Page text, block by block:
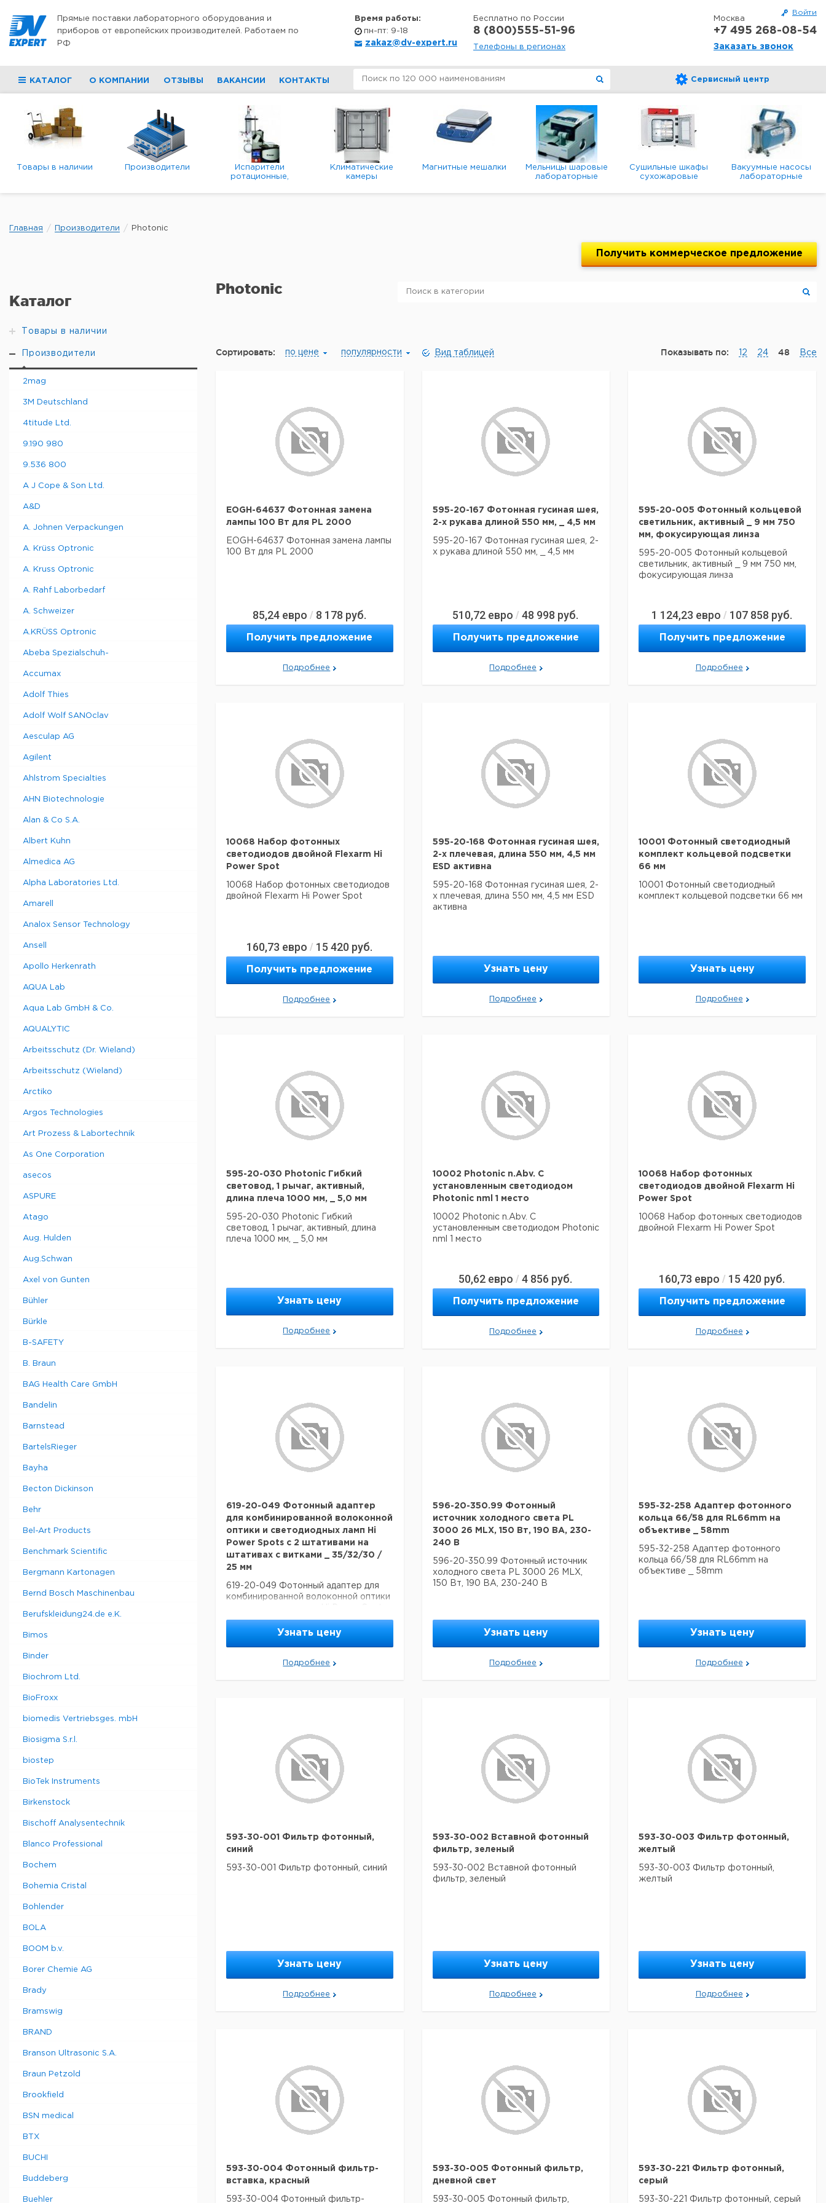
Войти
Прямые поставки лабораторного оборудования и
приборов от европейских производителей. Работаем по
РФ
Время работы:
пн-пт: 9-18
zakaz@dv-expert.ru
Бесплатно по России
8 (800)555-51-96
Телефоны в регионах
Москва
+7 495 268-08-54
Заказать звонок
КАТАЛОГ О КОМПАНИИ ОТЗЫВЫ ВАКАНСИИ КОНТАКТЫ Сервисный центр
Товары в наличии Производители
Испарители
ротационные,
вакуумные
Климатические
камеры
Магнитные мешалки
Мельницы шаровые
лабораторные
Сушильные шкафы
сухожаровые
Вакуумные насосы
лабораторные
мембранные
Главная Производители Photonic
Получить коммерческое предложение
Каталог
Товары в наличии
Производители
2mag
3M Deutschland
4titude Ltd.
9.190 980
9.536 800
A J Cope & Son Ltd.
A&D
A. Johnen Verpackungen
A. Krüss Optronic
A. Kruss Optronic
A. Rahf Laborbedarf
A. Schweizer
A.KRÜSS Optronic
Abeba Spezialschuh-
Accumax
Adolf Thies
Adolf Wolf SANOclav
Aesculap AG
Agilent
Ahlstrom Specialties
AHN Biotechnologie
Alan & Co S.A.
Albert Kuhn
Almedica AG
Alpha Laboratories Ltd.
Amarell
Analox Sensor Technology
Ansell
Apollo Herkenrath
AQUA Lab
Aqua Lab GmbH & Co.
AQUALYTIC
Arbeitsschutz (Dr. Wieland)
Arbeitsschutz (Wieland)
Arctiko
Argos Technologies
Art Prozess & Labortechnik
As One Corporation
asecos
ASPURE
Atago
Aug. Hulden
Aug.Schwan
Axel von Gunten
Bühler
Bürkle
B-SAFETY
B. Braun
BAG Health Care GmbH
Bandelin
Barnstead
BartelsRieger
Bayha
Becton Dickinson
Behr
Bel-Art Products
Benchmark Scientific
Bergmann Kartonagen
Bernd Bosch Maschinenbau
Berufskleidung24.de e.K.
Bimos
Binder
Biochrom Ltd.
BioFroxx
biomedis Vertriebsges. mbH
Biosigma S.r.l.
biostep
BioTek Instruments
Birkenstock
Bischoff Analysentechnik
Blanco Professional
Bochem
Bohemia Cristal
Bohlender
BOLA
BOOM b.v.
Borer Chemie AG
Brady
Bramswig
BRAND
Branson Ultrasonic S.A.
Braun Petzold
Brookfield
BSN medical
BTX
BUCHI
Buddeberg
Buehler
Photonic
Сортировать: по цене популярности Вид таблицей Показывать по: 12 24 48 Все
EOGH-64637 Фотонная замена
лампы 100 Вт для PL 2000
EOGH-64637 Фотонная замена лампы
100 Вт для PL 2000
85,24евро / 8 178 руб.
Получить предложение
Подробнее
595-20-167 Фотонная гусиная шея,
2-х рукава длиной 550 мм, _ 4,5 мм
595-20-167 Фотонная гусиная шея, 2-
х рукава длиной 550 мм, _ 4,5 мм
510,72 евро / 48 998 руб.
Получить предложение
Подробнее
595-20-005 Фотонный кольцевой
светильник, активный _ 9 мм 750
мм, фокусирующая линза
595-20-005 Фотонный кольцевой
светильник, активный _ 9 мм 750 мм,
фокусирующая линза
1 124,23 евро / 107 858 руб.
Получить предложение
Подробнее
10068 Набор фотонных
светодиодов двойной Flexarm Hi
Power Spot
10068 Набор фотонных светодиодов
двойной Flexarm Hi Power Spot
160,73 евро / 15 420 руб.
Получить предложение
Подробнее
595-20-168 Фотонная гусиная шея,
2-х плечевая, длина 550 мм, 4,5 мм
ESD активна
595-20-168 Фотонная гусиная шея, 2-
х плечевая, длина 550 мм, 4,5 мм ESD
активна
Узнать цену
Подробнее
10001 Фотонный светодиодный
комплект кольцевой подсветки
66 мм
10001 Фотонный светодиодный
комплект кольцевой подсветки 66 мм
Узнать цену
Подробнее
595-20-030 Photonic Гибкий
световод, 1 рычаг, активный,
длина плеча 1000 мм, _ 5,0 мм
595-20-030 Photonic Гибкий
световод, 1 рычаг, активный, длина
плеча 1000 мм, _ 5,0 мм
Узнать цену
Подробнее
10002 Photonic n.Abv. С
установленным светодиодом
Photonic nml 1 место
10002 Photonic n.Abv. С
установленным светодиодом Photonic
nml 1 место
50,62 евро / 4 856 руб.
Получить предложение
Подробнее
10068 Набор фотонных
светодиодов двойной Flexarm Hi
Power Spot
10068 Набор фотонных светодиодов
двойной Flexarm Hi Power Spot
160,73 евро / 15 420 руб.
Получить предложение
Подробнее
619-20-049 Фотонный адаптер
для комбинированной волоконной
оптики и светодиодных ламп Hi
Power Spots с 2 штативами на
штативах с витками _ 35/32/30 /
25 мм
619-20-049 Фотонный адаптер для
комбинированной волоконной оптики
с 2 штативами на штативах с витками
_ 35/32/30 / 25 ммУзнать цену
Подробнее
596-20-350.99 Фотонный
источник холодного света PL
3000 26 MLX, 150 Вт, 190 ВА, 230-
240 В
596-20-350.99 Фотонный источник
холодного света PL 3000 26 MLX,
150 Вт, 190 ВА, 230-240 В
Узнать цену
Подробнее
595-32-258 Адаптер фотонного
кольца 66/58 для RL66mm на
объективе _ 58mm
595-32-258 Адаптер фотонного
кольца 66/58 для RL66mm на
объективе _ 58mm
Узнать цену
Подробнее
593-30-001 Фильтр фотонный,
синий
593-30-001 Фильтр фотонный, синий
Узнать цену
Подробнее
593-30-002 Вставной фотонный
фильтр, зеленый
593-30-002 Вставной фотонный
фильтр, зеленый
Узнать цену
Подробнее
593-30-003 Фильтр фотонный,
желтый
593-30-003 Фильтр фотонный,
желтый
Узнать цену
Подробнее
593-30-004 Фотонный фильтр-
вставка, красный
593-30-004 Фотонный фильтр-
593-30-005 Фотонный фильтр,
дневной свет
593-30-005 Фотонный фильтр,
593-30-221 Фильтр фотонный,
серый
593-30-221 Фильтр фотонный, серый